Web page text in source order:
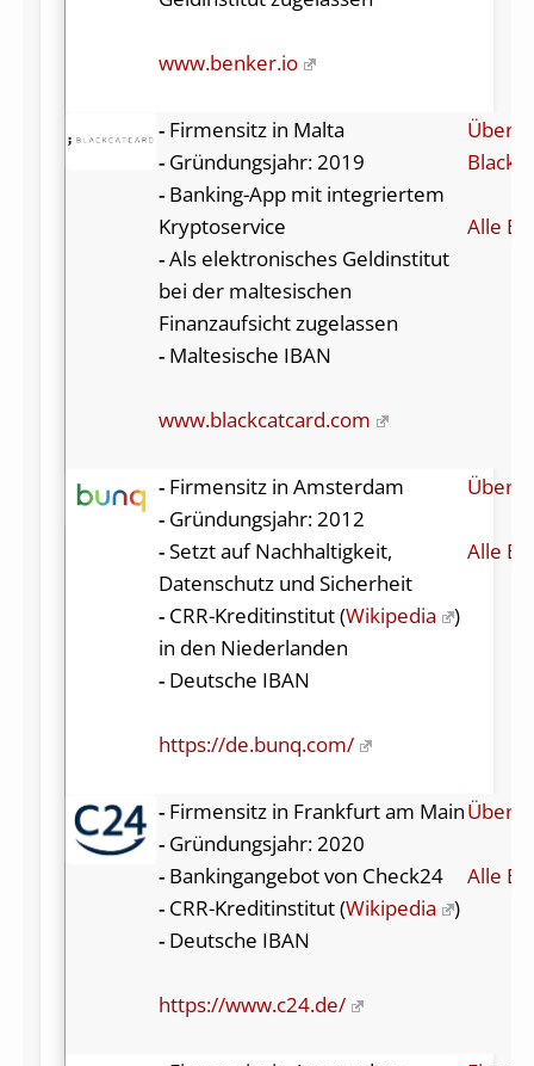
www.benker.io
-Firmensitz in Malta
-Gründungsjahr: 2019
-Banking-App mit integriertem
Kryptoservice
-Als elektronisches Geldinstitut
bei der maltesischen
Finanzaufsicht zugelassen
-Maltesische IBAN
www.blackcatcard.com
Über
Alle
-Firmensitz in Amsterdam
-Gründungsjahr: 2012
-Setzt auf Nachhaltigkeit,
Datenschutz und Sicherheit
-CRR-Kreditinstitut (Wikipedia
)
in den Niederlanden
-Deutsche IBAN
https://de.bunq.com/
Über
Alle
-Firmensitz in Frankfurt am Main
-Gründungsjahr: 2020
-Bankingangebot von Check24
-CRR-Kreditinstitut (Wikipedia
)
-Deutsche IBAN
https://www.c24.de/
Über
Alle